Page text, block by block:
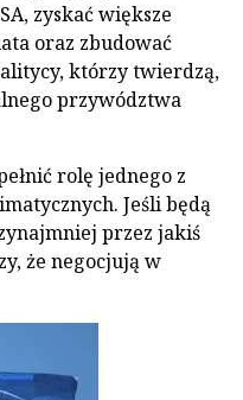
zyskać większe
oraz zbudować
którzy twierdzą,
przywództwa
rolę jednego z
Jeśli będą
przez jakiś
że negocjują w